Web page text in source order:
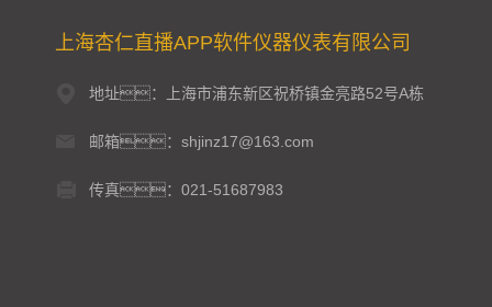
上海杏仁直播APP软件仪器仪表有限公司
地址：上海市浦东新区祝桥镇金亮路52号A栋
邮箱：shjinz17@163.com
传真：021-51687983